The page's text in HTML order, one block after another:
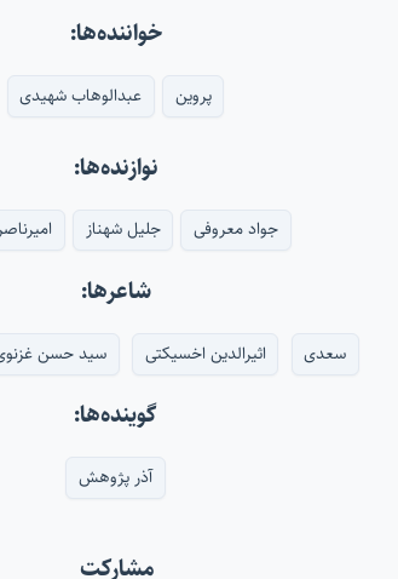
خواننده‌ها:
پروین عبدالوهاب شهیدی
نوازنده‌ها:
جواد معروفی جلیل شهناز
شاعرها:
سعدی اثیرالدین اخسیکتی سید حسن
گوینده‌ها:
آذر پژوهش
مشارکت